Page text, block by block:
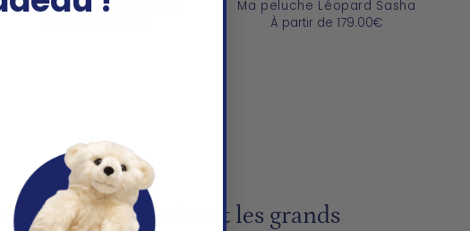
Ma peluche Panthère Zélie
Ma peluche Léopard Sasha
À partir de179.00€
les petits et les grands